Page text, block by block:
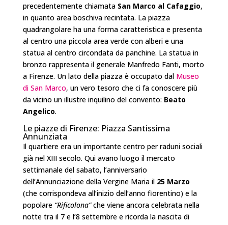
precedentemente chiamata San Marco al Cafaggio,
in quanto area boschiva recintata. La piazza
quadrangolare ha una forma caratteristica e presenta
al centro una piccola area verde con alberi e una
statua al centro circondata da panchine. La statua in
bronzo rappresenta il generale Manfredo Fanti, morto
a Firenze. Un lato della piazza è occupato dal Museo
di San Marco, un vero tesoro che ci fa conoscere più
da vicino un illustre inquilino del convento: Beato
Angelico.
Le piazze di Firenze: Piazza Santissima
Annunziata
Il quartiere era un importante centro per raduni sociali
già nel XIII secolo. Qui avano luogo il mercato
settimanale del sabato, l’anniversario
dell’Annunciazione della Vergine Maria il 25 Marzo
(che corrispondeva all’inizio dell’anno fiorentino) e la
popolare “Rificolona”che viene ancora celebrata nella
notte tra il 7 e l’8 settembre e ricorda la nascita di